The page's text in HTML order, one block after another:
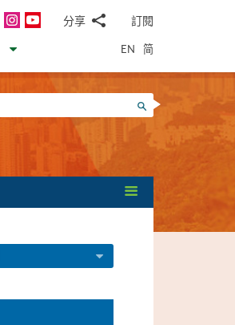
InstagramYouTube分享
郵WhatsApp
微
信
面
書Twitter
LinkedIn
微
訂閱
EN 简
搜尋